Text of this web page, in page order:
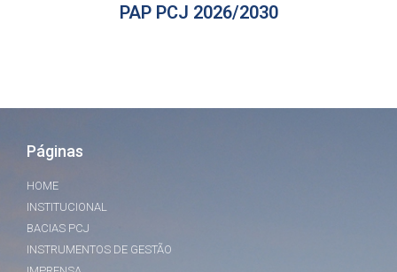
PAP PCJ 2026/2030
Páginas
HOME
INSTITUCIONAL
BACIAS PCJ
INSTRUMENTOS DE GESTÃO